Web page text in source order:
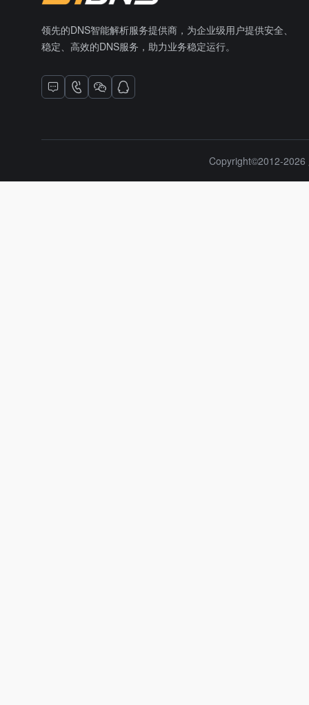
领先的DNS智能解析服务提供商，为企业级用户提供安全、
稳定、高效的DNS服务，助力业务稳定运行。
Copyright©2012-2026